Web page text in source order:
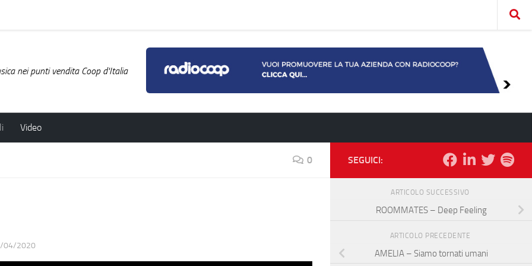
nei punti vendita Coop d'Italia
Video
0
04/2020
SEGUICI:
ARTICOLO SUCCESSIVO
ROOMMATES – Deep Feeling
ARTICOLO PRECEDENTE
AMELIA – Siamo tornati umani